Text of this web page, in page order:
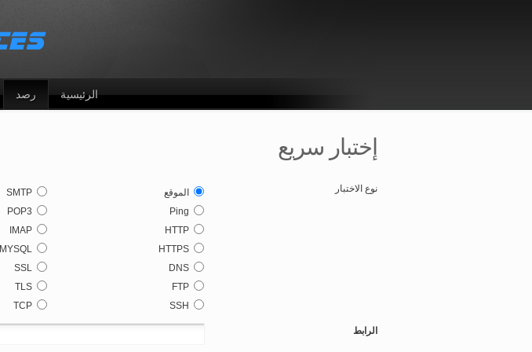
الرئيسية رصد
إختبار سريع
نوع الاختبار
الموقع
Ping
HTTP
HTTPS
DNS
FTP
SSH
SMTP
POP3
IMAP
MYSQL
SSL
TLS
TCP
الرابط